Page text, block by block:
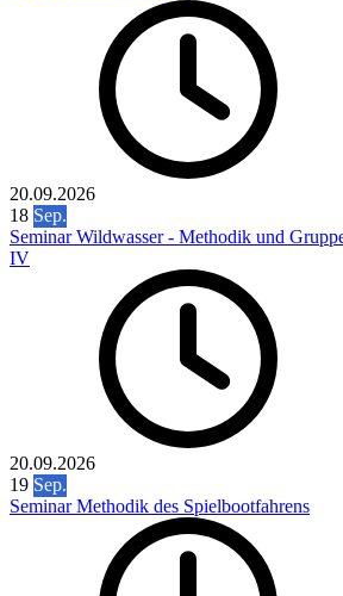
20.09.2026
18 Sep.
Seminar Wildwasser - Methodik und
IV
20.09.2026
19 Sep.
Seminar Methodik des Spielbootfahrens